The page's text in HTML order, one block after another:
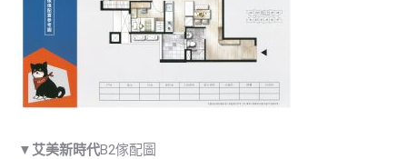
▼ 艾美新時代B2傢配圖